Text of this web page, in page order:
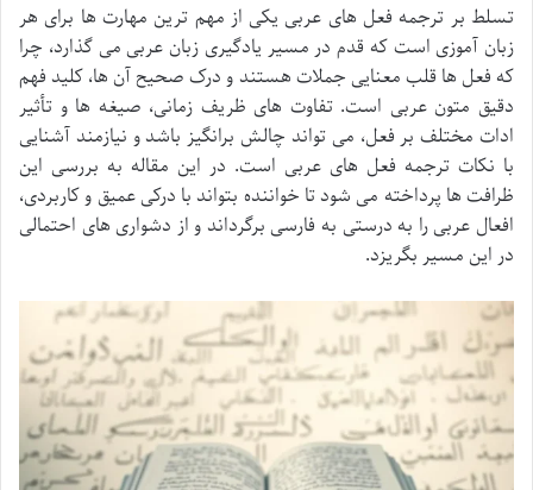
تسلط بر ترجمه فعل های عربی یکی از مهم ترین مهارت ها برای هر
زبان آموزی است که قدم در مسیر یادگیری زبان عربی می گذارد، چرا
که فعل ها قلب معنایی جملات هستند و درک صحیح آن ها، کلید فهم
دقیق متون عربی است. تفاوت های ظریف زمانی، صیغه ها و تأثیر
ادات مختلف بر فعل، می تواند چالش برانگیز باشد و نیازمند آشنایی
با نکات ترجمه فعل های عربی است. در این مقاله به بررسی این
ظرافت ها پرداخته می شود تا خواننده بتواند با درکی عمیق و کاربردی،
افعال عربی را به درستی به فارسی برگرداند و از دشواری های احتمالی
در این مسیر بگریزد.